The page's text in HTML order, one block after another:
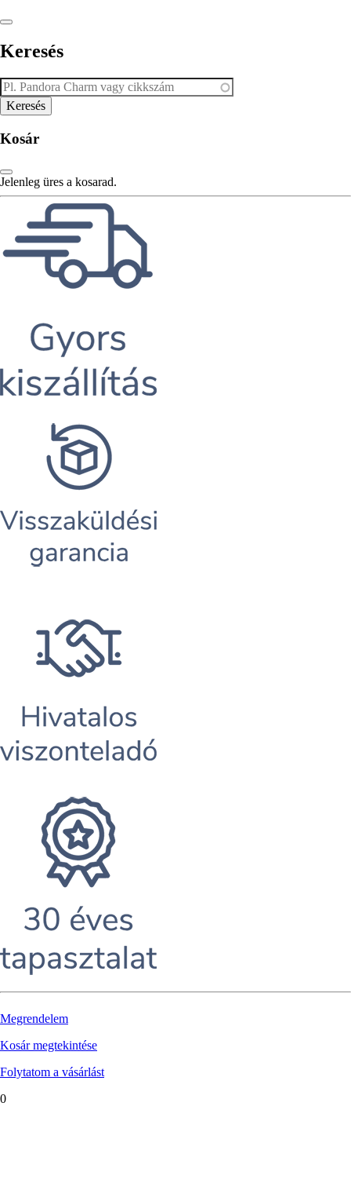
Keresés
Kosár
Jelenleg üres a kosarad.
Megrendelem
Kosár megtekintése
Folytatom a vásárlást
0